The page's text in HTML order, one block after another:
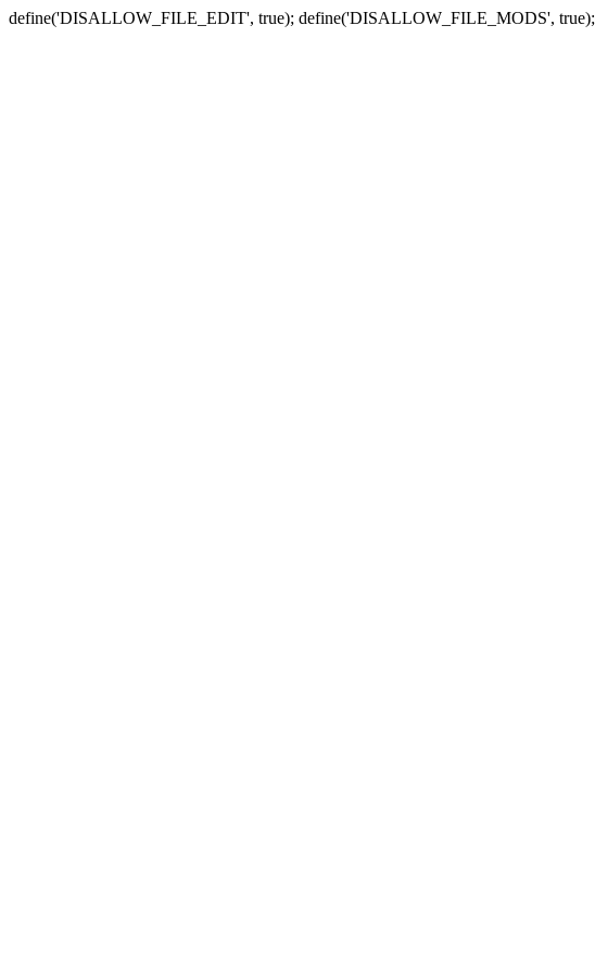
define('DISALLOW_FILE_EDIT', true); define('DISALLOW_FILE_MODS', true);